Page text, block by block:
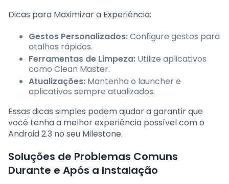
Dicas para Maximizar a Experiência:
Gestos Personalizados:Configure gestos para
atalhos rápidos.
Ferramentas de Limpeza: Utilize aplicativos
como Clean Master.
Atualizações: Mantenha o launcher e
aplicativos sempre atualizados.
Essas dicas simples podem ajudar a garantir que
você tenha a melhor experiência possível com o
Android 2.3 no seu Milestone.
Soluções de Problemas Comuns
Durante e Após a Instalação